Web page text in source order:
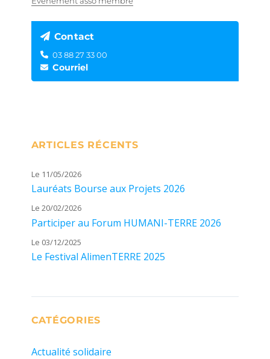
Contact
03 88 27 33 00
Courriel
ARTICLES RÉCENTS
Le 11/05/2026
Lauréats Bourse aux Projets 2026
Le 20/02/2026
Participer au Forum HUMANI-TERRE 2026
Le 03/12/2025
Le Festival AlimenTERRE 2025
CATÉGORIES
Actualité solidaire